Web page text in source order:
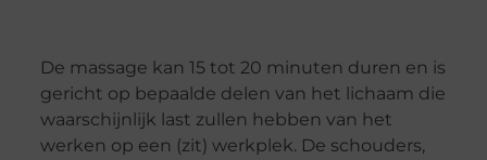
De massage kan 15 tot 20 minuten duren en is
gericht op bepaalde delen van het lichaam die
waarschijnlijk last zullen hebben van het
werken op een (zit) werkplek. De schouders,